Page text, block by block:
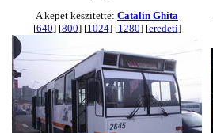
A kepet keszitette: Catalin Ghita
[640] [800] [1024] [1280] [eredeti]